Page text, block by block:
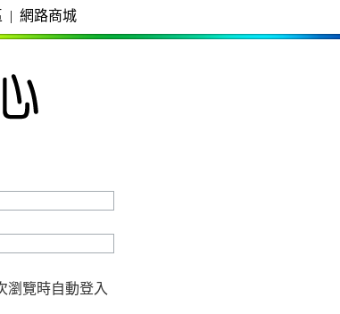
| 網路商城
瀏覽時自動登入